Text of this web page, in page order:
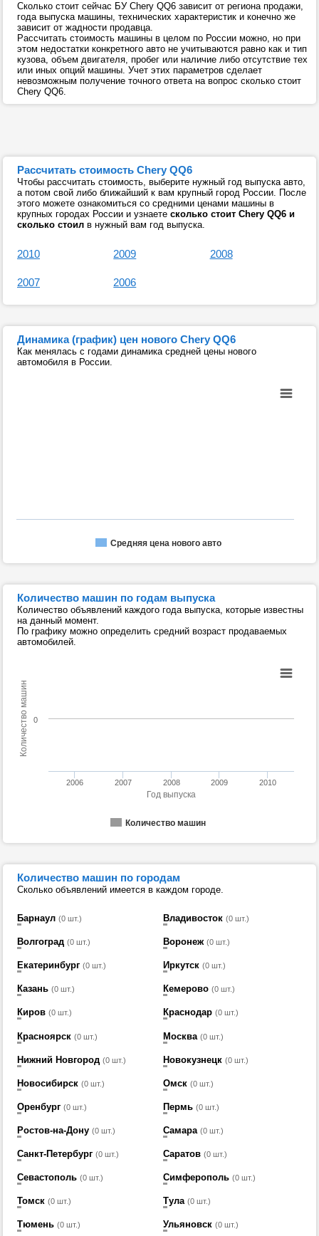
Сколько стоит сейчас БУ Chery QQ6 зависит от региона продажи,
года выпуска машины, технических характеристик и конечно же
зависит от жадности продавца.
Рассчитать стоимость машины в целом по России можно, но при
этом недостатки конкретного авто не учитываются равно как и тип
кузова, объем двигателя, пробег или наличие либо отсутствие тех
или иных опций машины. Учет этих параметров сделает
невозможным получение точного ответа на вопрос сколько стоит
Chery QQ6.
Рассчитать стоимость Chery QQ6
Чтобы рассчитать стоимость, выберите нужный год выпуска авто,
а потом свой либо ближайший к вам крупный город России. После
этого можете ознакомиться со средними ценами машины в
крупных городах России и узнаете сколько стоит Chery QQ6 и
сколько стоил в нужный вам год выпуска.
2010 2009 2008
2007 2006
Динамика (график) цен нового Chery QQ6
Как менялась с годами динамика средней цены нового
автомобиля в России.
Средняя цена нового авто
Количество машин по годам выпуска
Количество объявлений каждого года выпуска, которые известны
на данный момент.
По графику можно определить средний возраст продаваемых
автомобилей.
Год выпуска
Количество машин
Количество машин
2006 2007 2008 2009 2010
0
Количество машин по городам
Сколько объявлений имеется в каждом городе.
Барнаул (0 шт.) Владивосток (0 шт.)
Волгоград (0 шт.) Воронеж (0 шт.)
Екатеринбург (0 шт.) Иркутск (0 шт.)
Казань (0 шт.) Кемерово (0 шт.)
Киров (0 шт.) Краснодар (0 шт.)
Красноярск (0 шт.) Москва (0 шт.)
Нижний Новгород (0 шт.) Новокузнецк (0 шт.)
Новосибирск (0 шт.) Омск (0 шт.)
Оренбург (0 шт.) Пермь (0 шт.)
Ростов-на-Дону (0 шт.) Самара (0 шт.)
Санкт-Петербург (0 шт.) Саратов (0 шт.)
Севастополь (0 шт.) Симферополь (0 шт.)
Томск (0 шт.) Тула (0 шт.)
Тюмень (0 шт.) Ульяновск (0 шт.)